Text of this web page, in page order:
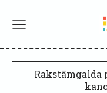
Rakstāmgalda